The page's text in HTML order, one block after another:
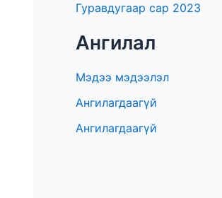
Гуравдугаар сар 2023
Ангилал
Мэдээ мэдээлэл
Ангилагдаагүй
Ангилагдаагүй